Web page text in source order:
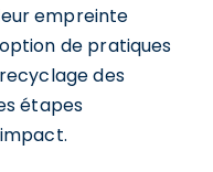
empreinte
de pratiques
des
étapes